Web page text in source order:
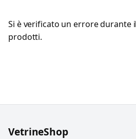
Si è verificato un errore durante
prodotti.
VetrineShop